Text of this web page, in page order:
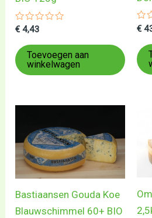
Gewaardeerd
uit
5
€ 4,43
Toevoegen aan
winkelwagen
uit
5
€
Bastiaansen Gouda Koe
Blauwschimmel 60+ BIO